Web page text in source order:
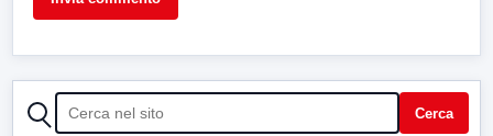
CERCA Cerca